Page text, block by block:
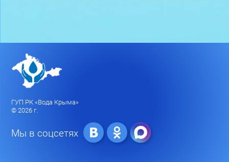
ГУП РК «Вода Крыма»
© 2026 г.
Мы в соцсетях